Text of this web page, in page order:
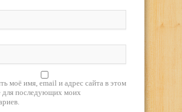
моё имя, email и адрес сайта в этом
для последующих моих